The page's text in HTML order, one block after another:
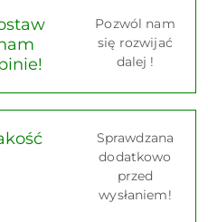
Pozwól nam
się rozwijać
dalej !
Sprawdzana
dodatkowo
przed
wysłaniem!